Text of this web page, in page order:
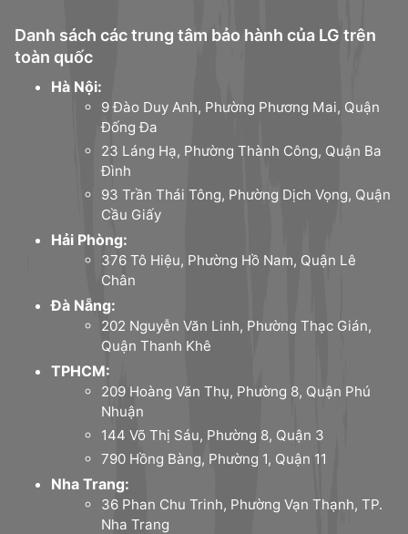
Danh sách các trung tâm bảo hành của LG trên
toàn quốc
Hà Nội:
9 Đào Duy Anh, Phường Phương Mai, Quận
Đống Đa
23 Láng Hạ, Phường Thành Công, Quận Ba
Đình
93 Trần Thái Tông, Phường Dịch Vọng, Quận
Cầu Giấy
Hải Phòng:
376 Tô Hiệu, Phường Hồ Nam, Quận Lê
Chân
Đà Nẵng:
202 Nguyễn Văn Linh, Phường Thạc Gián,
Quận Thanh Khê
TPHCM:
209 Hoàng Văn Thụ, Phường 8, Quận Phú
Nhuận
144 Võ Thị Sáu, Phường 8, Quận 3
790 Hồng Bàng, Phường 1, Quận 11
Nha Trang:
36 Phan Chu Trinh, Phường Vạn Thạnh, TP.
Nha Trang